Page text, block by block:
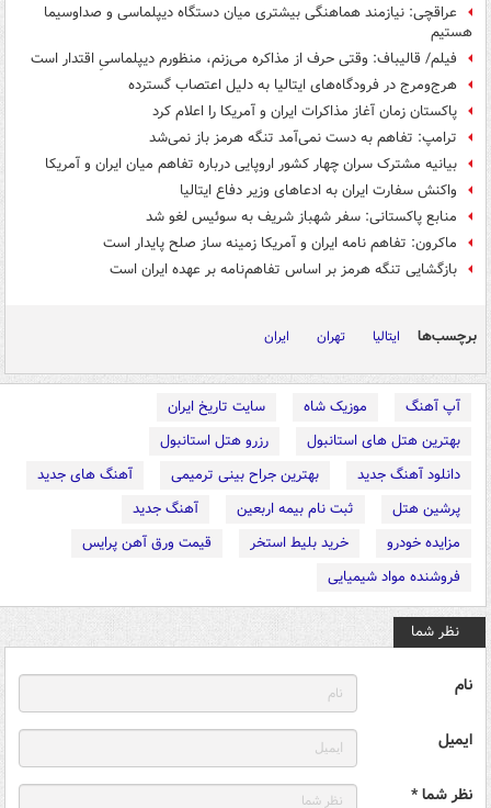
عراقچی: نیازمند هماهنگی بیشتری میان دستگاه دیپلماسی و صداوسیما
هستیم
فیلم/ قالیباف: وقتی حرف از مذاکره می‌زنم، منظورم دیپلماسیِ اقتدار است
هرج‌ومرج در فرودگاه‌های ایتالیا به دلیل اعتصاب گسترده
پاکستان زمان آغاز مذاکرات ایران و آمریکا را اعلام کرد
ترامپ: تفاهم به دست نمی‌آمد تنگه هرمز باز نمی‌شد
بیانیه مشترک سران چهار کشور اروپایی درباره تفاهم میان ایران و آمریکا
واکنش سفارت ایران به ادعاهای وزیر دفاع ایتالیا
منابع پاکستانی: سفر شهباز شریف به سوئیس لغو شد
ماکرون: تفاهم نامه ایران و آمریکا زمینه ساز صلح پایدار است
بازگشایی تنگه هرمز بر اساس تفاهم‌نامه بر عهده ایران است
برچسب‌ها ایتالیا تهران ایران
آپ آهنگ موزیک شاه
سایت تاریخ ایران
بهترین هتل های استانبول
رزرو هتل استانبول
دانلود آهنگ جدید
بهترین جراح بینی ترمیمی
آهنگ های جدید
پرشین هتل
ثبت نام بیمه اربعین
آهنگ جدید
مزایده خودرو
خرید بلیط استخر
قیمت ورق آهن پرایس
فروشنده مواد شیمیایی
نظر شما
نام
ایمیل
نظر شما *